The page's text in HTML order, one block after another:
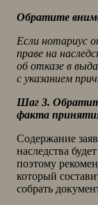
Обратите
Если нотариус
праве на
об отказе в
с указанием
Шаг 3.
факта
Содержание
наследства
поэтому
который
собрать